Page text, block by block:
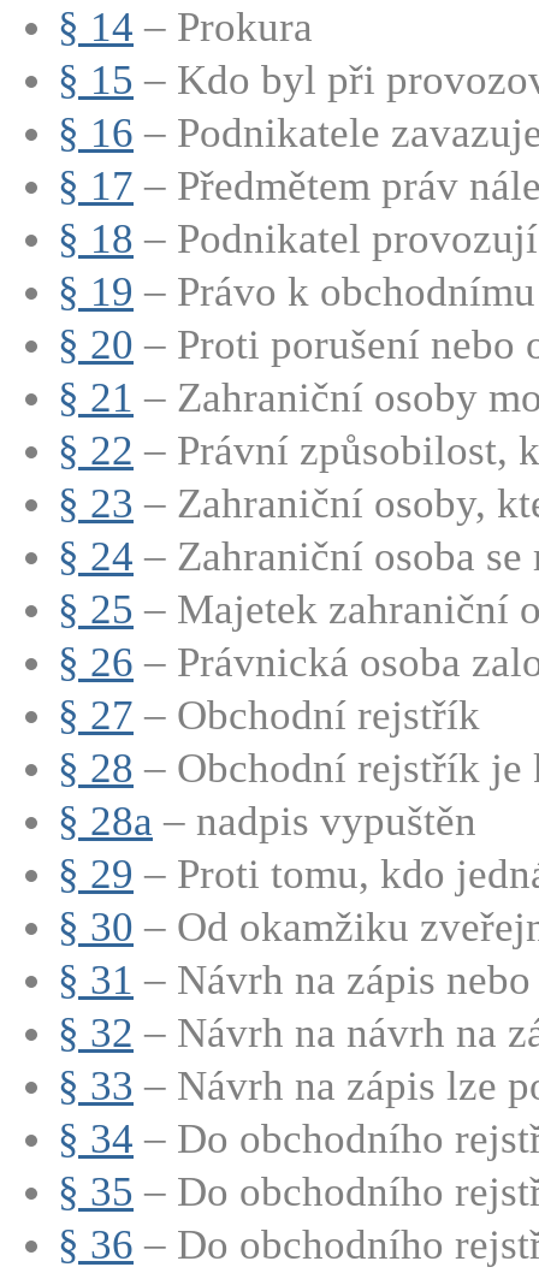
§ 14 – Prokura
§ 15 – Kdo byl při
§ 16 – Podnikatele
§ 17 – Předmětem práv
§ 18 – Podnikatel
§ 19 – Právo k
§ 20 – Proti porušení nebo
§ 21 – Zahraniční osoby
§ 22 – Právní způsobilost,
§ 23 – Zahraniční osoby,
§ 24 – Zahraniční osoba se
§ 25 – Majetek zahraniční
§ 26 – Právnická osoba
§ 27 – Obchodní rejstřík
§ 28 – Obchodní rejstřík je
§ 28a – nadpis vypuštěn
§ 29 – Proti tomu, kdo
§ 30 – Od okamžiku
§ 31 – Návrh na zápis
§ 32 – Návrh na návrh na
§ 33 – Návrh na zápis lze
§ 34 – Do obchodního
§ 35 – Do obchodního
§ 36 – Do obchodního